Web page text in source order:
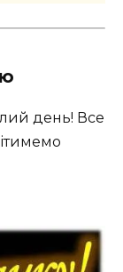
день! Все